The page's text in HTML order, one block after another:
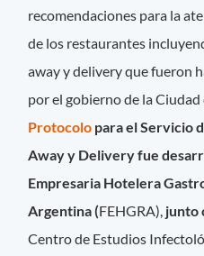
recomendaciones para la
de los restaurantes
away y delivery que fueron
por el gobierno de la Ciudad
Protocolo para el Servicio
Away y Delivery fue
Empresaria Hotelera
Argentina (FEHGRA), junto
Centro de Estudios